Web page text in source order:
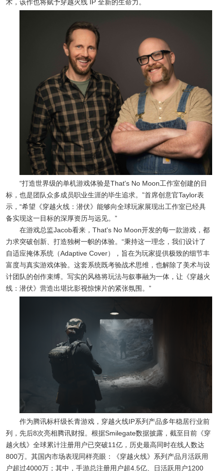
术，该作也将赋予穿越火线 IP 全新的生命力。
“打造世界级的单机游戏体验是That's No Moon工作室创建的目
标，也是团队众多成员职业生涯的毕生追求。”首席创意官Taylor表
示，“希望《穿越火线：潜伏》能够向全球玩家展现出工作室已经具
备实现这一目标的深厚资历与远见。”
在游戏总监Jacob看来，That's No Moon开发的每一款游戏，都
力求突破创新、打造独树一帜的体验。“秉持这一理念，我们设计了
自适应掩体系统（Adaptive Cover），旨在为玩家提供极致的细节丰
富度与真实游戏体验。这套系统既考验战术思维，也解除了美术与设
计团队的创作束缚。写实的风格将玩法与叙事融为一体，让《穿越火
线：潜伏》营造出堪比影视惊悚片的紧张氛围。”
作为腾讯标杆级长青游戏，穿越火线IP系列产品多年稳居行业前
列，先后8次亮相腾讯财报。根据Smilegate数据披露，截至目前《穿
越火线》全球累计注册用户已突破11亿，历史最高同时在线人数达
800万。其国内市场表现同样亮眼：《穿越火线》系列产品月活跃用
户超过4000万；其中，手游总注册用户超4.5亿、日活跃用户1200